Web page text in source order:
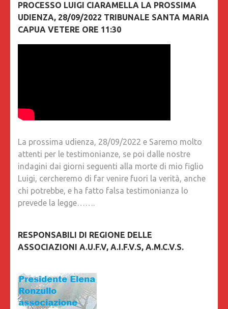
PROCESSO LUIGI CIARAMELLA LA PROSSIMA
UDIENZA, 28/09/2022 TRIBUNALE SANTA MARIA
CAPUA VETERE ORE 11:30
La prossima udienza, 28/09/2022 e Saremo molto
attenti per le testimonianze, se poi dalle nostre
indagini dai giorni seguenti alla morte di mio figlio
Luigi, cercheremo di far venire fuori la verità, anche
chi potrebbe, e ha fatto falsa testimonianza lo
prevede la legge…….
RESPONSABILI DI REGIONE DELLE
ASSOCIAZIONI A.U.F.V, A.I.F.V.S, A.M.C.V.S.